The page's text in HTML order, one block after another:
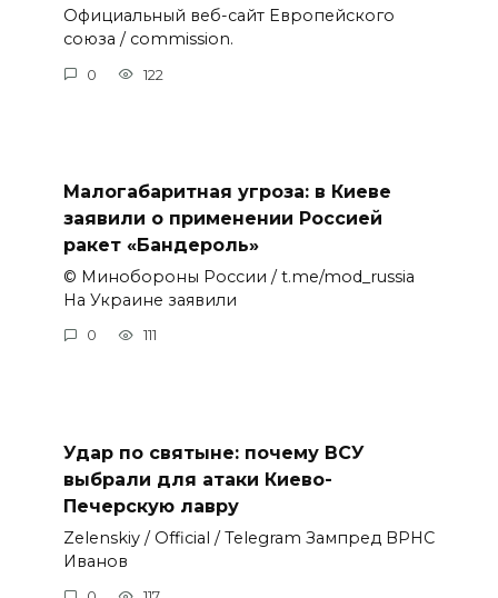
Официальный веб-сайт Европейского
союза / commission.
0 122
Малогабаритная угроза: в Киеве
заявили о применении Россией
ракет «Бандероль»
© Минобороны России / t.me/mod_russia
На Украине заявили
0 111
Удар по святыне: почему ВСУ
выбрали для атаки Киево-
Печерскую лавру
Zеlеnskiу / Оfficiаl / Telegram Зампред ВРНС
Иванов